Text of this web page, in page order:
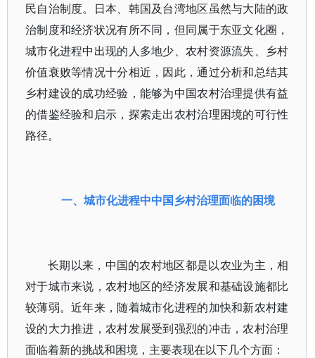
民自治制度。日本、韩国及台湾地区虽然与大陆的政
治制度和经济状况有所不同，但同属于东亚文化圈，
城市化进程中出现的人多地少、农村资源流失、乡村
价值衰败等情况十分相近，因此，通过分析和总结其
乡村建设的成功经验，能够为中国农村治理提供有益
的借鉴经验和启示，探索走出农村治理困境的可行性
路径。
一、城市化进程中中国乡村治理面临的困境
长期以来，中国的农村地区都是以农业为主，相
对于城市来说，农村地区的经济发展和基础设施都比
较薄弱。近年来，随着城市化进程的加快和新农村建
设的大力推进，农村发展受到强烈的冲击，农村治理
面临着新的挑战和困境，主要表现在以下几个方面：